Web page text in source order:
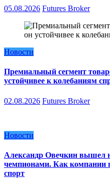
05.08.2026 Futures Broker
Новости
Премиальный сегмент
устойчивее к колебаниям
02.08.2026 Futures Broker
Новости
Александр Овечкин вышел
чемпионами. Как компании
спорт